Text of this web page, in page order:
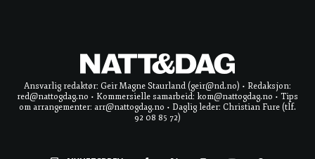
Ansvarlig redaktør: Geir Magne Staurland (geir@nd.no) • Redaksjon:
red@nattogdag.no • Kommersielle samarbeid: kom@nattogdag.no • Tips
om arrangementer: arr@nattogdag.no • Daglig leder: Christian Fure (tlf.
92 08 85 72)